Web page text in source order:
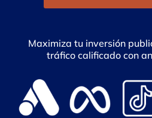
Maximiza tu inversión
tráfico calificado con